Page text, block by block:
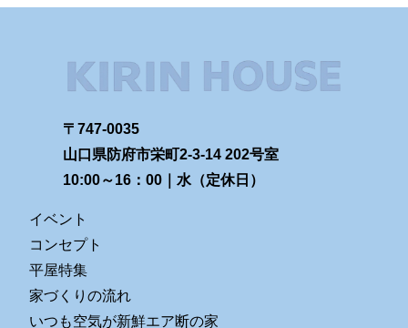
〒747-0035
山口県防府市栄町2-3-14 202号室
10:00～16：00｜水（定休日）
イベント
コンセプト
平屋特集
家づくりの流れ
いつも空気が新鮮エア断の家